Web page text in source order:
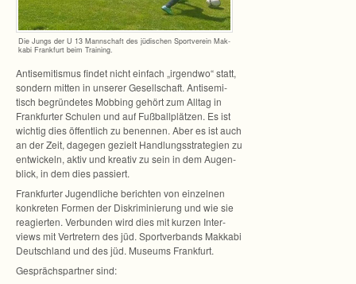
Die Jungs der U 13 Mann­schaft des jüdi­schen Sport­ver­ein Mak­
kabi Frank­furt beim Training.
Anti­se­mi­tis­mus fin­det nicht ein­fach „irgendwo“ statt,
son­dern mit­ten in unse­rer Gesell­schaft. Anti­se­mi­
tisch begrün­de­tes Mob­bing gehört zum All­tag in
Frank­fur­ter Schu­len und auf Fuß­ball­plät­zen. Es ist
wich­tig dies öffent­lich zu benen­nen. Aber es ist auch
an der Zeit, dage­gen gezielt Hand­lungs­stra­te­gien zu
ent­wi­ckeln, aktiv und krea­tiv zu sein in dem Augen­
blick, in dem dies passiert.
Frank­fur­ter Jugend­li­che berich­ten von ein­zel­nen
kon­kre­ten For­men der Dis­kri­mi­nie­rung und wie sie
rea­gier­ten. Ver­bun­den wird dies mit kur­zen Inter­
views mit Ver­tre­tern des jüd. Sport­ver­bands Mak­kabi
Deutsch­land und des jüd. Muse­ums Frankfurt.
Gesprächs­part­ner sind: